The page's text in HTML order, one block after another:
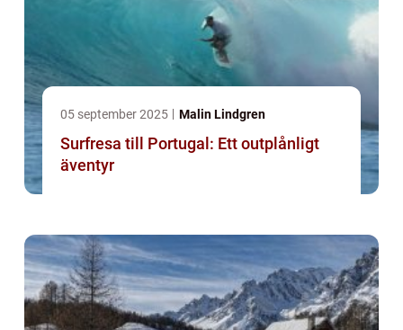
05 september 2025 Malin Lindgren
Surfresa till Portugal: Ett outplånligt
äventyr